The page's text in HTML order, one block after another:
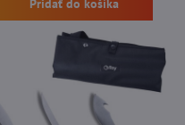
Pridať do košíka